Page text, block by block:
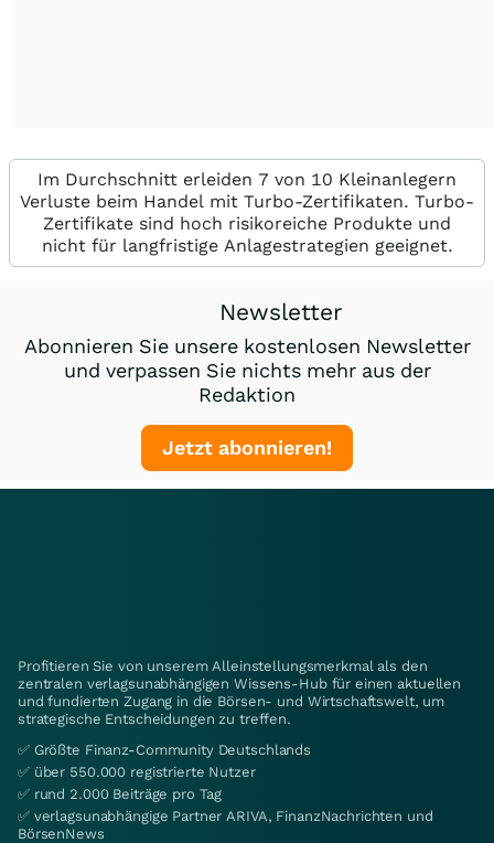
Im Durchschnitt erleiden 7 von 10 Kleinanlegern
Verluste beim Handel mit Turbo-Zertifikaten. Turbo-
Zertifikate sind hoch risikoreiche Produkte und
nicht für langfristige Anlagestrategien geeignet.
Newsletter
Abonnieren Sie unsere kostenlosen Newsletter
und verpassen Sie nichts mehr aus der
Redaktion
Jetzt abonnieren!
Profitieren Sie von unserem Alleinstellungsmerkmal als den
zentralen verlagsunabhängigen Wissens-Hub für einen aktuellen
und fundierten Zugang in die Börsen- und Wirtschaftswelt, um
strategische Entscheidungen zu treffen.
✅ Größte Finanz-Community Deutschlands
✅ über 550.000 registrierte Nutzer
✅ rund 2.000 Beiträge pro Tag
✅ verlagsunabhängige Partner ARIVA, FinanzNachrichten und
BörsenNews